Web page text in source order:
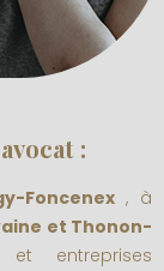
:
Foncenex, à
et Thonon-
entreprises